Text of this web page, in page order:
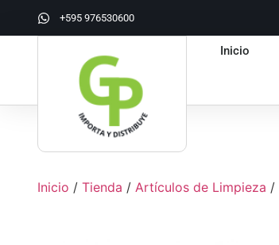
+595 976530600
Inicio
Inicio / Tienda / Artículos de Limpieza /